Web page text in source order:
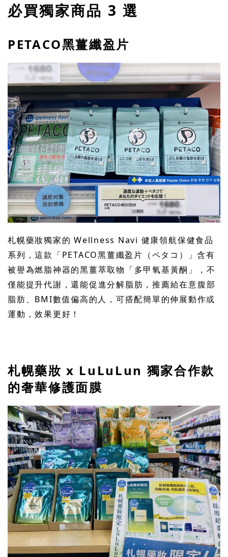
必買獨家商品 3 選
PETACO黑薑纖盈片
札幌藥妝獨家的 Wellness Navi 健康領航保健食品
系列，這款「PETACO黑薑纖盈片（ペタコ）」含有
被譽為燃脂神器的黑薑萃取物「多甲氧基黃酮」，不
僅能提升代謝，還能促進分解脂肪，推薦給在意腹部
脂肪、BMI數值偏高的人，可搭配簡單的伸展動作或
運動，效果更好！
札幌藥妝 x LuLuLun 獨家合作款
的奢華修護面膜